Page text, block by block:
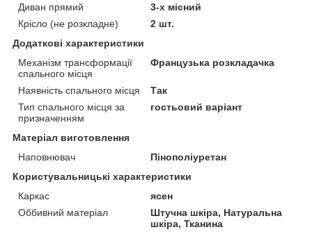
Диван прямий
3-х місний
Крісло (не розкладне)
2 шт.
Додаткові характеристики
Механізм трансформації
спального місця
Французька розкладачка
Наявність спального місця
Так
Тип спального місця за
призначенням
гостьовий варіант
Матеріал виготовлення
Наповнювач
Пінополіуретан
Користувальницькі характеристики
Каркас
ясен
Оббивний матеріал
Штучна шкіра, Натуральна
шкіра, Тканина